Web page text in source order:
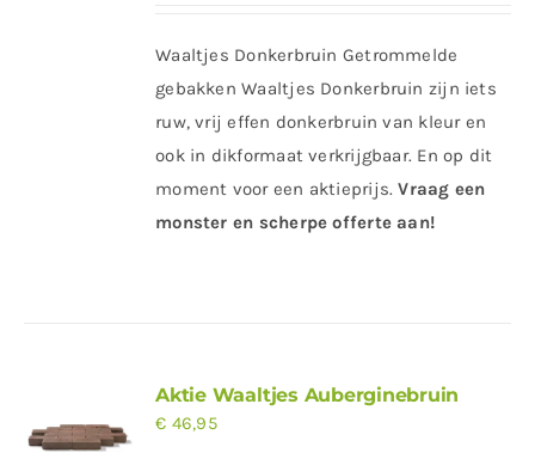
Waaltjes Donkerbruin Getrommelde
gebakken Waaltjes Donkerbruin zijn iets
ruw, vrij effen donkerbruin van kleur en
ook in dikformaat verkrijgbaar. En op dit
moment voor een aktieprijs.Vraag een
monster en scherpe offerte aan!
Aktie Waaltjes Auberginebruin
€ 46,95